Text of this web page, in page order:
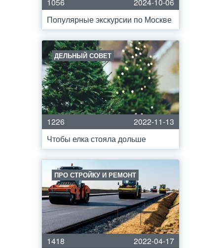
Популярные экскурсии по Москве
ДЕЛЬНЫЙ СОВЕТ
1226
2022-11-13
Чтобы елка стояла дольше
ПРО СТРОЙКУ И РЕМОНТ
1418
2022-04-17